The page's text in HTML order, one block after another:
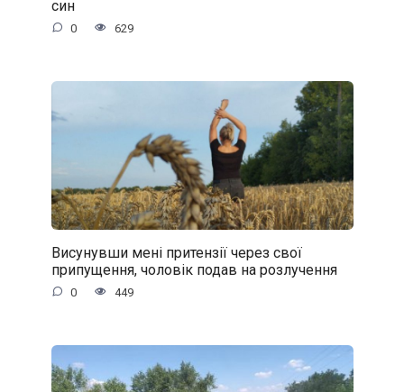
син
0 629
Висунувши мені притензії через свої
припущення, чоловік подав на розлучення
0 449